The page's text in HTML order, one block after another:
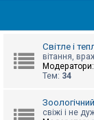
Світле і
вітання,
Модератори:
Тем: 34
свіжі і не